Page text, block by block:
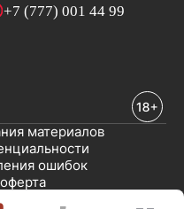
+7 (777) 001 44 99
ошибок
материалов
«EML»